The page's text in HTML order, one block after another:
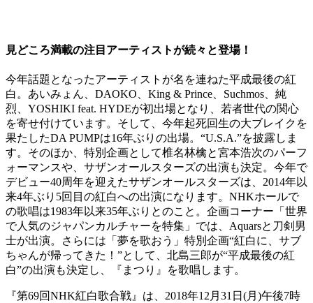
見どころ満載の注目アーティストが続々と登場！
今年話題となったアーティストが名を連ねた平成最後の紅
白。あいみょん、DAOKO、King & Prince、Suchmos、純
烈、YOSHIKI feat. HYDEが初出場となり、若者世代の関心
を寄せ付けています。そして、今年起死回生の大ブレイクを
果たしたDA PUMPは16年ぶりの出場。“U.S.A.”を披露しま
す。そのほか、特別企画として椎名林檎と宮本浩次のパーフ
ォーマンスや、サザンオールスターズの出演も決定。今年で
デビュー40周年を迎えたサザンオールスターズは、2014年以
来4年ぶり5回目の紅白への出演になります。NHKホールで
の歌唱は1983年以来35年ぶりとのこと。企画コーナー「世界
で人気のジャパンカルチャーを特集」では、Aquarsと刀剣男
士が出演。さらには「夢を歌おう」特別企画“紅白に、サブ
ちゃんが帰ってきた！”として、北島三郎が“平成最後の紅
白”の出演も決定し、『まつり』を歌唱します。
『第69回NHK紅白歌合戦』は、2018年12月31日(月)午後7時